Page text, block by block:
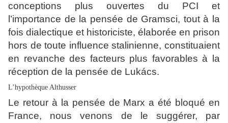
conceptions plus ouvertes du PCI et
l’importance de la pensée de Gramsci, tout à la
fois dialectique et historiciste, élaborée en prison
hors de toute influence stalinienne, constituaient
en revanche des facteurs plus favorables à la
réception de la pensée de Lukács.
L’hypothèque Althusser
Le retour à la pensée de Marx a été bloqué en
France, nous venons de le suggérer, par